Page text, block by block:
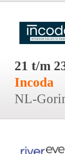
21 t/m
Incoda
NL-